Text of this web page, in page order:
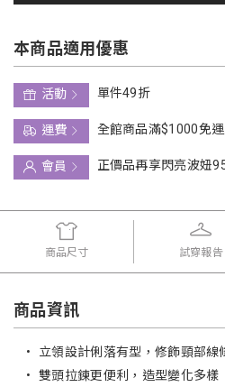
本商品適用優惠
活動
單件49折
運費
全館商品滿$1000免運
會員
正價品再享閃亮波妞
商品尺寸 試穿報告
商品資訊
• 立領設計俐落有型，修飾頸部線
• 雙頭拉鍊更便利，造型變化多樣